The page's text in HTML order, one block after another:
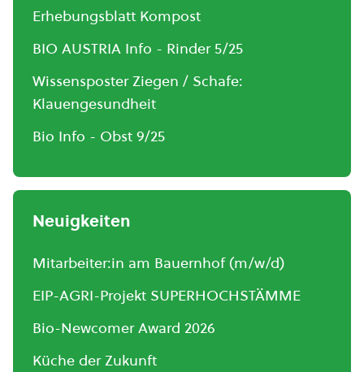
Erhebungsblatt Kompost
BIO AUSTRIA Info - Rinder 5/25
Wissensposter Ziegen / Schafe:
Klauengesundheit
Bio Info - Obst 9/25
Neuigkeiten
Mitarbeiter:in am Bauernhof (m/w/d)
EIP-AGRI-Projekt SUPERHOCHSTÄMME
Bio-Newcomer Award 2026
Küche der Zukunft